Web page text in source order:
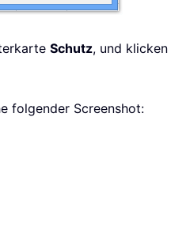
Schutz, und
folgender Screenshot: